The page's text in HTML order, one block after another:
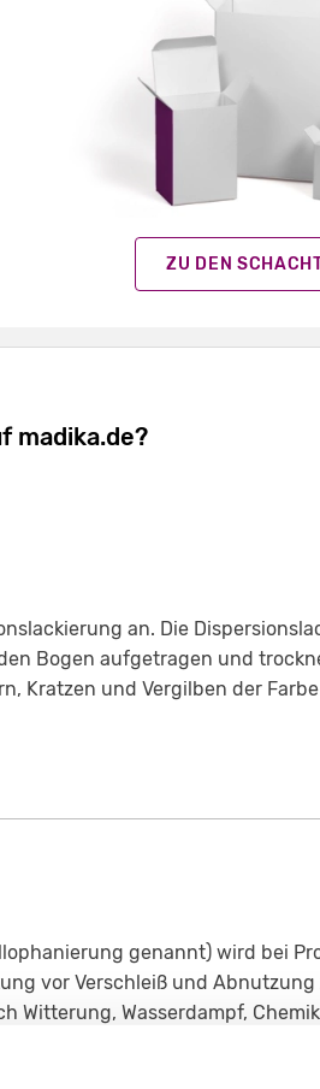
ZU DEN
madika.de?
an. Die
Bogen aufgetragen und
Kratzen und Vergilben der
genannt) wird bei
vor Verschleiß und
Witterung, Wasserdampf,
matten oder glänzenden
erhöhte Biege- und